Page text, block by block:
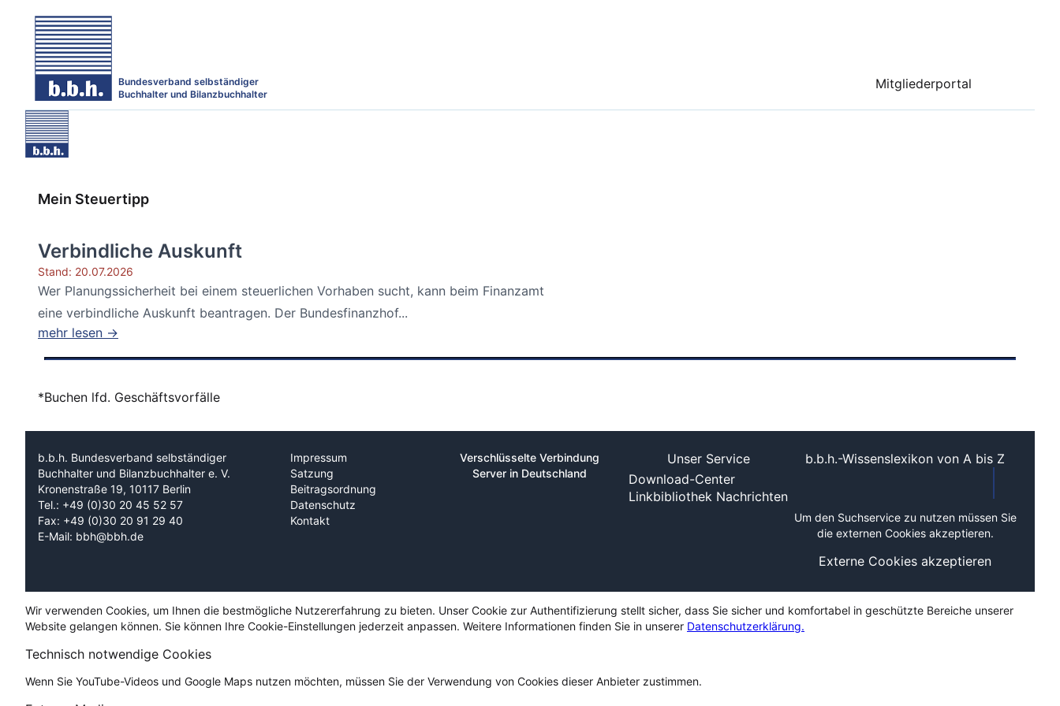
Bundesverband selbständiger
Buchhalter und Bilanzbuchhalter
Mitgliederportal
Mein Steuertipp
Verbindliche Auskunft
Stand: 20.07.2026
Wer Planungssicherheit bei einem steuerlichen Vorhaben sucht, kann beim Finanzamt
eine verbindliche Auskunft beantragen. Der Bundesfinanzhof...
mehr lesen →
*Buchen lfd. Geschäftsvorfälle
b.b.h. Bundesverband selbständiger
Buchhalter und Bilanzbuchhalter e. V.
Kronenstraße 19, 10117 Berlin
Tel.: +49 (0)30 20 45 52 57
Fax: +49 (0)30 20 91 29 40
E-Mail: bbh@bbh.de
Impressum
Satzung
Beitragsordnung
Datenschutz
Kontakt
Verschlüsselte Verbindung
Server in Deutschland
Unser Service
Download-Center
Linkbibliothek Nachrichten
b.b.h.-Wissenslexikon von A bis Z
Um den Suchservice zu nutzen müssen Sie
die externen Cookies akzeptieren.
Externe Cookies akzeptieren
Wir verwenden Cookies, um Ihnen die bestmögliche Nutzererfahrung zu bieten. Unser Cookie zur Authentifizierung stellt sicher, dass Sie sicher und komfortabel in geschützte Bereiche unserer
Website gelangen können. Sie können Ihre Cookie-Einstellungen jederzeit anpassen. Weitere Informationen finden Sie in unserer Datenschutzerklärung.
Technisch notwendige Cookies
Wenn Sie YouTube-Videos und Google Maps nutzen möchten, müssen Sie der Verwendung von Cookies dieser Anbieter zustimmen.